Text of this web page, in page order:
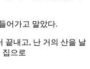
어가고 말았다.
끝내고, 난 거의 산을 날
집으로